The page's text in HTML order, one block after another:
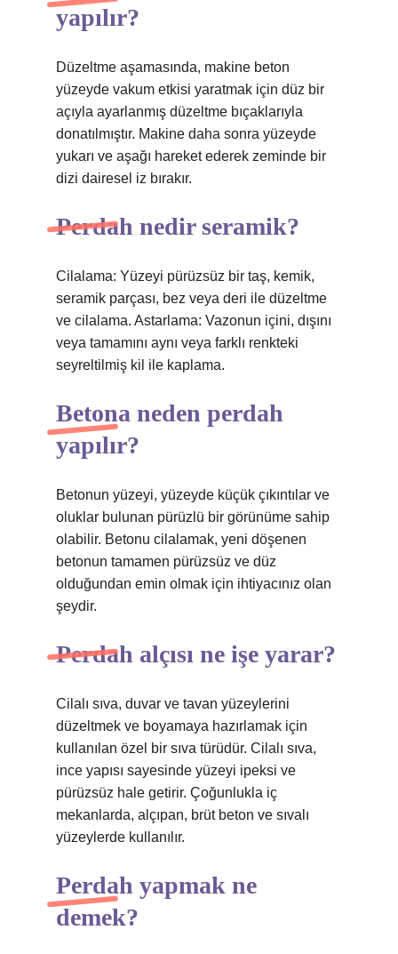
yapılır?
Düzeltme aşamasında, makine beton
yüzeyde vakum etkisi yaratmak için düz bir
açıyla ayarlanmış düzeltme bıçaklarıyla
donatılmıştır. Makine daha sonra yüzeyde
yukarı ve aşağı hareket ederek zeminde bir
dizi dairesel iz bırakır.
Perdah nedir seramik?
Cilalama: Yüzeyi pürüzsüz bir taş, kemik,
seramik parçası, bez veya deri ile düzeltme
ve cilalama. Astarlama: Vazonun içini, dışını
veya tamamını aynı veya farklı renkteki
seyreltilmiş kil ile kaplama.
Betona neden perdah
yapılır?
Betonun yüzeyi, yüzeyde küçük çıkıntılar ve
oluklar bulunan pürüzlü bir görünüme sahip
olabilir. Betonu cilalamak, yeni döşenen
betonun tamamen pürüzsüz ve düz
olduğundan emin olmak için ihtiyacınız olan
şeydir.
Perdah alçısı ne işe yarar?
Cilalı sıva, duvar ve tavan yüzeylerini
düzeltmek ve boyamaya hazırlamak için
kullanılan özel bir sıva türüdür. Cilalı sıva,
ince yapısı sayesinde yüzeyi ipeksi ve
pürüzsüz hale getirir. Çoğunlukla iç
mekanlarda, alçıpan, brüt beton ve sıvalı
yüzeylerde kullanılır.
Perdah yapmak ne
demek?